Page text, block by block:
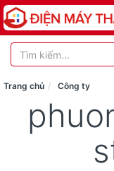
Trang chủ Công ty